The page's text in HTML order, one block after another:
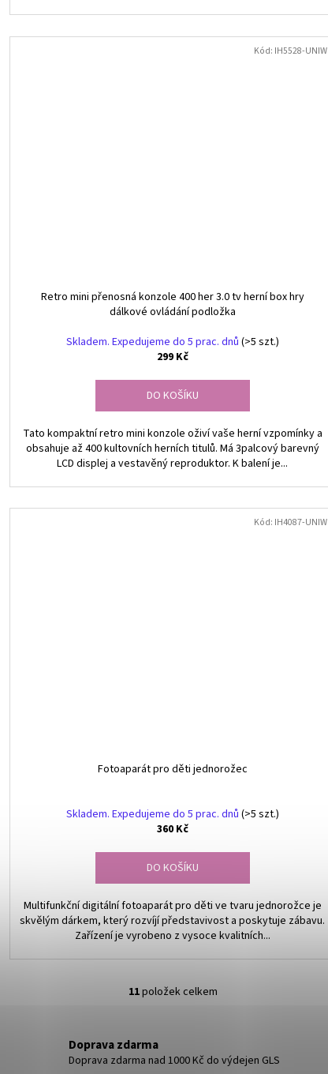
Retro mini přenosná konzole 400 her 3.0 tv herní box hry
dálkové ovládání podložka
Skladem. Expedujeme do 5 prac. dnů (>5 szt.)
299 Kč
DO KOŠÍKU
Tato kompaktní retro mini konzole oživí vaše herní vzpomínky a
obsahuje až 400 kultovních herních titulů. Má 3palcový barevný
LCD displej a vestavěný reproduktor. K balení je...
Kód: IH5528-UNIW
Fotoaparát pro děti jednorožec
Skladem. Expedujeme do 5 prac. dnů (>5 szt.)
360 Kč
DO KOŠÍKU
Multifunkční digitální fotoaparát pro děti ve tvaru jednorožce je
skvělým dárkem, který rozvíjí představivost a poskytuje zábavu.
Zařízení je vyrobeno z vysoce kvalitních...
Kód: IH4087-UNIW
O
á
d
11položek celkem
Doprava zdarma
Doprava zdarma nad 1000 Kč do výdejen GLS